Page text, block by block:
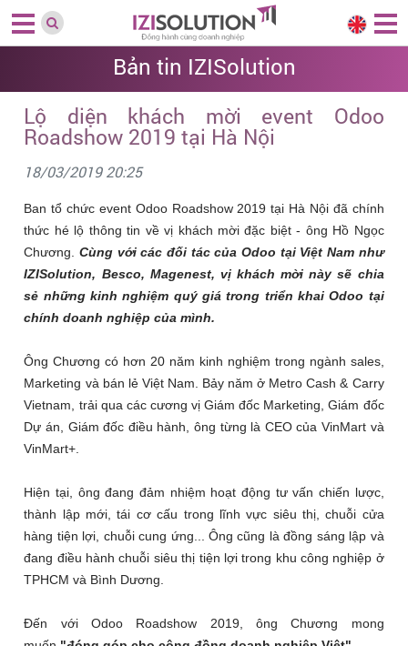
Bản tin IZISolution
Lộ diện khách mời event Odoo
Roadshow 2019 tại Hà Nội
18/03/2019 20:25
Ban tổ chức event Odoo Roadshow 2019 tại Hà Nội đã chính
thức hé lộ thông tin về vị khách mời đặc biệt - ông Hồ Ngọc
Chương.Cùng với các đối tác của Odoo tại Việt Nam như
IZISolution, Besco, Magenest, vị khách mời này sẽ chia
sẻ những kinh nghiệm quý giá trong triển khai Odoo tại
chính doanh nghiệp của mình.
Ông Chương có hơn 20 năm kinh nghiệm trong ngành sales,
Marketing và bán lẻ Việt Nam. Bảy năm ở Metro Cash & Carry
Vietnam, trải qua các cương vị Giám đốc Marketing, Giám đốc
Dự án, Giám đốc điều hành, ông từng là CEO của VinMart và
VinMart+.
Hiện tại, ông đang đảm nhiệm hoạt động tư vấn chiến lược,
thành lập mới, tái cơ cấu trong lĩnh vực siêu thị, chuỗi cửa
hàng tiện lợi, chuỗi cung ứng... Ông cũng là đồng sáng lập và
đang điều hành chuỗi siêu thị tiện lợi trong khu công nghiệp ở
TPHCM và Bình Dương.
Đến với Odoo Roadshow 2019, ông Chương mong